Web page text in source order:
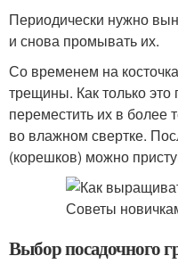
Периодически нужно
и снова промывать их.
Со временем на
трещины. Как только
переместить их в более
во влажном свертке.
(корешков) можно
Выбор посадочного